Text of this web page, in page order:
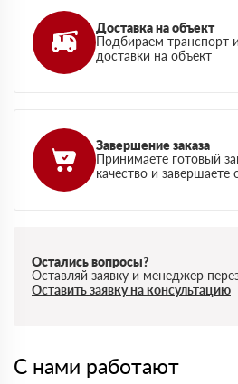
Доставка на объект
Подбираем транспорт
доставки на объект
Завершение заказа
Принимаете готовый
качество и завершаете
Остались вопросы?
Оставляй заявку и менеджер
Оставить заявку на консультацию
С нами работают